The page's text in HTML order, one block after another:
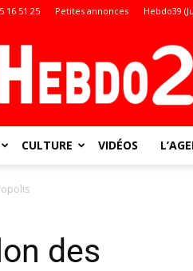
16 51 25 Petites annonces Hebdo39
CULTURE VIDÉOS
des